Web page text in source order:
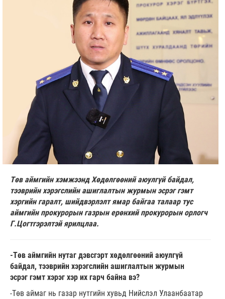
Төв аймгийн хэмжээнд Хөдөлгөөний аюулгүй байдал,
тээврийн хэрэгслийн ашиглалтын журмын эсрэг гэмт
хэргийн гаралт, шийдвэрлэлт ямар байгаа талаар тус
аймгийн прокурорын газрын ерөнхий прокурорын орлогч
Г.Цогтгэрэлтэй ярилцлаа.
-Төв аймгийн нутаг дэвсгэрт хөдөлгөөний аюулгүй
байдал, тээврийн хэрэгслийн ашиглалтын журмын
эсрэг гэмт хэрэг хэр их гарч байна вэ?
-Төв аймаг нь газар нутгийн хувьд Нийслэл Улаанбаатар